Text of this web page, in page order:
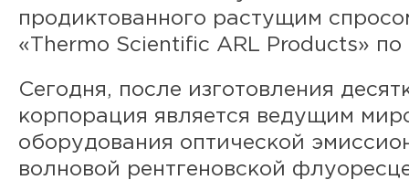
продиктованного растущим
«Thermo Scientific ARL Products»
Сегодня, после изготовления
корпорация является ведущим
оборудования оптической
волновой рентгеновской